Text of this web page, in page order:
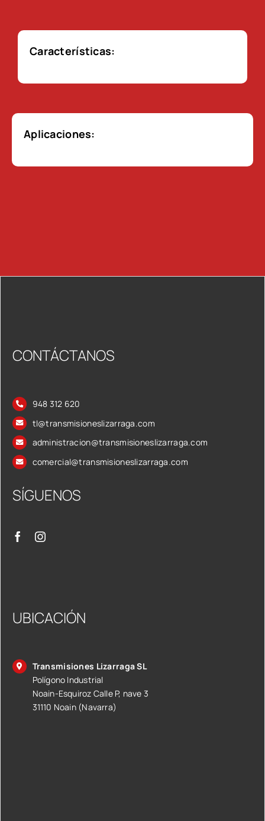
Características:
Aplicaciones:
CONTÁCTANOS
948 312 620
tl@transmisioneslizarraga.com
administracion@transmisioneslizarraga.com
comercial@transmisioneslizarraga.com
SÍGUENOS
UBICACIÓN
Transmisiones Lizarraga SL
Polígono Industrial
Noain-Esquiroz Calle P, nave 3
31110 Noain (Navarra)